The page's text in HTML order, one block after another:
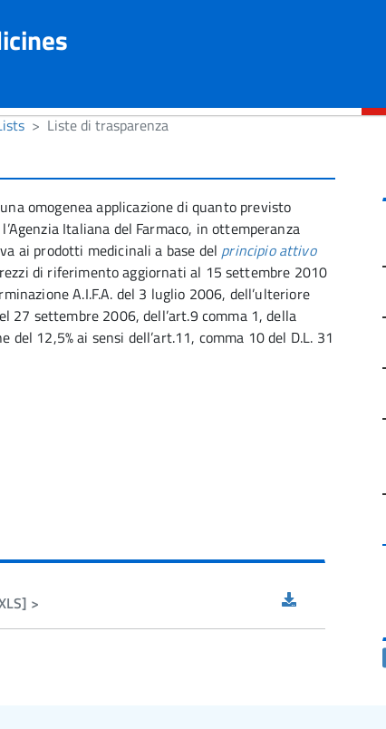
Liste di trasparenza
omogenea applicazione di quanto previsto
Italiana del Farmaco, in ottemperanza
ai prodotti medicinali a base del principio attivo
di riferimento aggiornati al 15 settembre 2010
A.I.F.A. del 3 luglio 2006, dell’ulteriore
27 settembre 2006, dell’art.9 comma 1, della
12,5% ai sensi dell’art.11, comma 10 del D.L. 31
>